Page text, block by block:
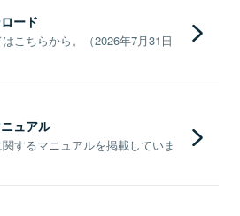
ード
こちらから。（2026年7月31日
ュアル
するマニュアルを掲載していま